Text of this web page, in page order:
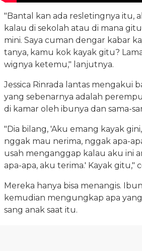
"Bantal kan ada resletingnya itu,
kalau di sekolah atau di mana
mini. Saya cuman dengar kabar
tanya, kamu kok kayak gitu?
wignya ketemu," lanjutnya.
Jessica Rinrada lantas mengakui
yang sebenarnya adalah
di kamar oleh ibunya dan sama-
"Dia bilang, 'Aku emang kayak
nggak mau nerima, nggak apa-
usah menganggap kalau aku ini
apa-apa, aku terima.' Kayak gitu,"
Mereka hanya bisa menangis.
kemudian mengungkap apa
sang anak saat itu.